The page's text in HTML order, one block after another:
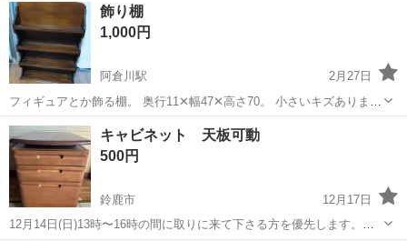
飾り棚
1,000円
阿倉川駅
2月27日
フィギュアとか飾る棚。 奥行11✕幅47✕高さ70。 小さいキズありま
す。
三重 四日市市 阿倉川駅 収納家具
キャビネット 天板可動
500円
鈴鹿市
12月17日
12月14日(日)13時〜16時の間に取りに来て下さる方を優先します。事